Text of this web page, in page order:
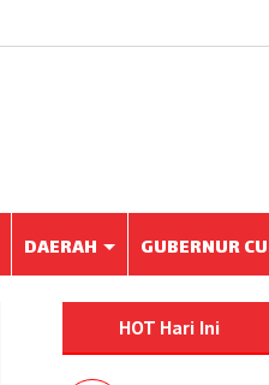
DAERAH GUBERNUR
HOT Hari Ini